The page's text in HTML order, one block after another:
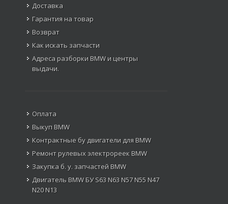
Доставка
Гарантия на товар
Возврат
Как искать запчасти
Адреса разборки BMW и центры
выдачи.
Оплата
Выкуп BMW
Контрактные бу двигатели для BMW
Ремонт рулевых электрореек BMW
Закупка б. у. запчастей BMW
Двигатель BMW БУ S63 N63 N57 N55 N47
N20 N13